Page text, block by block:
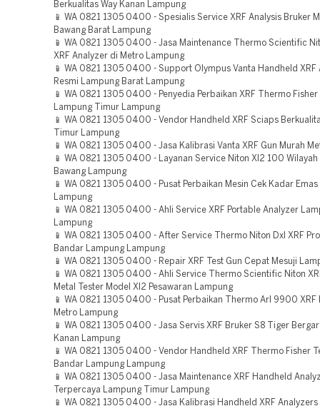
Berkualitas Way Kanan Lampung
📱 WA 0821 1305 0400 - Spesialis Service XRF Analysis Bruker
Bawang Barat Lampung
📱 WA 0821 1305 0400 - Jasa Maintenance Thermo Scientific
XRF Analyzer di Metro Lampung
📱 WA 0821 1305 0400 - Support Olympus Vanta Handheld XRF
Resmi Lampung Barat Lampung
📱 WA 0821 1305 0400 - Penyedia Perbaikan XRF Thermo
Lampung Timur Lampung
📱 WA 0821 1305 0400 - Vendor Handheld XRF Sciaps
Timur Lampung
📱 WA 0821 1305 0400 - Jasa Kalibrasi Vanta XRF Gun Murah
📱 WA 0821 1305 0400 - Layanan Service Niton Xl2 100 Wilayah
Bawang Lampung
📱 WA 0821 1305 0400 - Pusat Perbaikan Mesin Cek Kadar Emas
Lampung
📱 WA 0821 1305 0400 - Ahli Service XRF Portable Analyzer
Lampung
📱 WA 0821 1305 0400 - After Service Thermo Niton Dxl XRF
Bandar Lampung Lampung
📱 WA 0821 1305 0400 - Repair XRF Test Gun Cepat Mesuji
📱 WA 0821 1305 0400 - Ahli Service Thermo Scientific Niton
Metal Tester Model Xl2 Pesawaran Lampung
📱 WA 0821 1305 0400 - Pusat Perbaikan Thermo Arl 9900 XRF
Metro Lampung
📱 WA 0821 1305 0400 - Jasa Servis XRF Bruker S8 Tiger
Kanan Lampung
📱 WA 0821 1305 0400 - Vendor Handheld XRF Thermo Fisher
Bandar Lampung Lampung
📱 WA 0821 1305 0400 - Jasa Maintenance XRF Handheld
Terpercaya Lampung Timur Lampung
📱 WA 0821 1305 0400 - Jasa Kalibrasi Handheld XRF Analyzers